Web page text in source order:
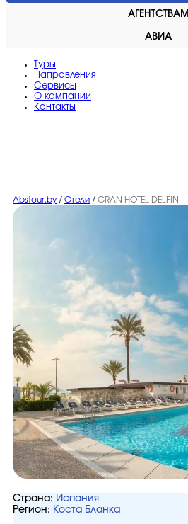
АГЕНТСТВАМ
АВИА
Туры
Направления
Сервисы
O компании
Контакты
Abstour.by / Отели / GRAN HOTEL DELFIN
Страна: Испания
Регион: Коста Бланка